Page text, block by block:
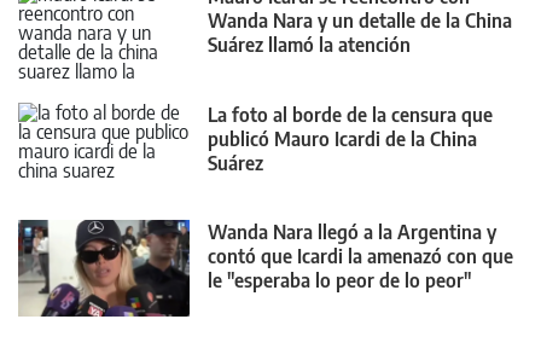
Wanda Nara y un detalle de la China
Suárez llamó la atención
La foto al borde de la censura que
publicó Mauro Icardi de la China
Suárez
Wanda Nara llegó a la Argentina y
contó que Icardi la amenazó con que
le "esperaba lo peor de lo peor"